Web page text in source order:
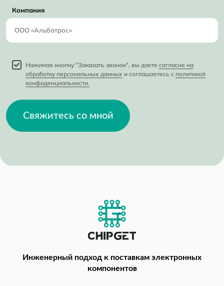
Компания
Нажимая кнопку "Заказать звонок", вы даете согласие на
обработку персональных данных и соглашаетесь с политикой
конфиденциальности.
Свяжитесь со мной
Инженерный подход к поставкам электронных
компонентов